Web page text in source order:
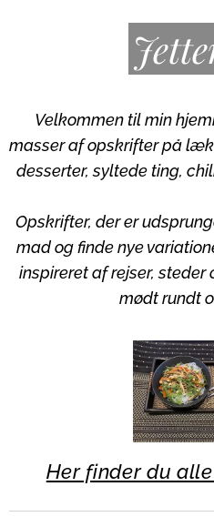
Velkommen til min
masser af opskrifter på
desserter, syltede ting,
Opskrifter, der er
mad og finde nye
inspireret af rejser, steder
mødt rundt
Her finder du